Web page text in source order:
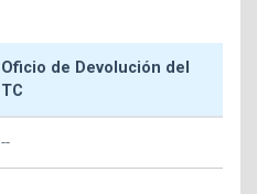
Oficio de Devolución del
TC
--